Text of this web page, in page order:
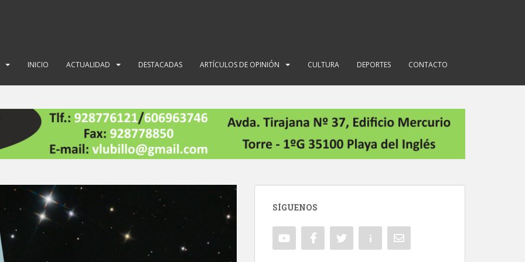
INICIO ACTUALIDAD DESTACADAS ARTÍCULOS DE OPINIÓN CULTURA DEPORTES CONTACTO
SÍGUENOS